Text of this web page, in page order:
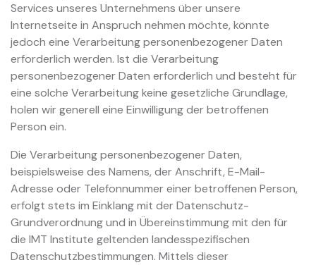
Services unseres Unternehmens über unsere
Internetseite in Anspruch nehmen möchte, könnte
jedoch eine Verarbeitung personenbezogener Daten
erforderlich werden. Ist die Verarbeitung
personenbezogener Daten erforderlich und besteht für
eine solche Verarbeitung keine gesetzliche Grundlage,
holen wir generell eine Einwilligung der betroffenen
Person ein.
Die Verarbeitung personenbezogener Daten,
beispielsweise des Namens, der Anschrift, E-Mail-
Adresse oder Telefonnummer einer betroffenen Person,
erfolgt stets im Einklang mit der Datenschutz-
Grundverordnung und in Übereinstimmung mit den für
die IMT Institute geltenden landesspezifischen
Datenschutzbestimmungen. Mittels dieser